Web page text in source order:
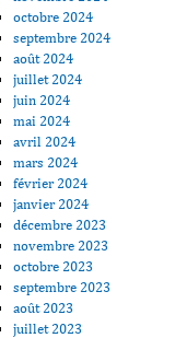
octobre 2024
septembre 2024
août 2024
juillet 2024
juin 2024
mai 2024
avril 2024
mars 2024
février 2024
janvier 2024
décembre 2023
novembre 2023
octobre 2023
septembre 2023
août 2023
juillet 2023